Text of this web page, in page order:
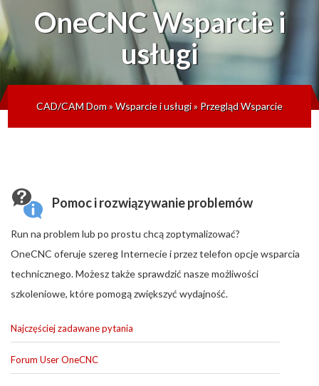
OneCNCWsparcie i
usługi
CAD/CAM Dom»Wsparcie i usługi» Przegląd Wsparcie
Pomoc i rozwiązywanie problemów
Run na problem lub po prostu chcą zoptymalizować?
OneCNC oferuje szereg Internecie i przez telefon opcje wsparcia
technicznego. Możesz także sprawdzić nasze możliwości
szkoleniowe, które pomogą zwiększyć wydajność.
Najczęściej zadawane pytania
Forum User OneCNC